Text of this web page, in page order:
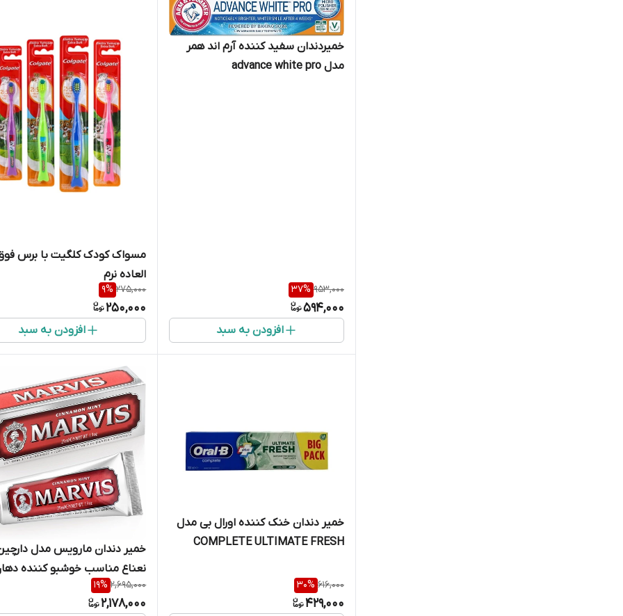
خمیردندان سفید کننده آرم اند همر
مدل advance white pro
953,000
37%
594,000
افزودن به سبد
مسواک کودک کلگیت با برس
العاده نرم
275,000
9%
250,000
افزودن به سبد
خمیر دندان خنک کننده اورال بی مدل
COMPLETE ULTIMATE FRESH
616,000
30%
429,000
خمیر دندان مارویس مدل
نعناع مناسب خوشبو کننده
پاکسازی روزانه دندان
2,695,000
19%
2,178,000